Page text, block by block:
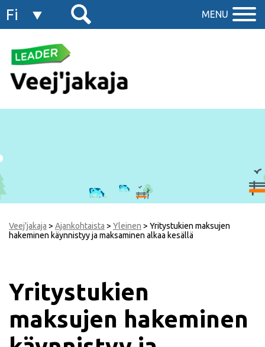
Fi
MENU
Veej'jakaja > Ajankohtaista > Yleinen > Yritystukien maksujen
hakeminen käynnistyy ja maksaminen alkaa kesällä
Yritystukien
maksujen hakeminen